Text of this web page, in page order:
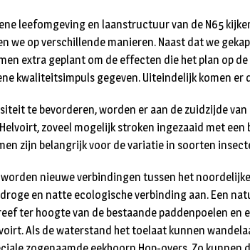
leefomgeving en laanstructuur van de N65
we op verschillende manieren. Naast dat we
extra geplant om de effecten die het plan op
kwaliteitsimpuls gegeven. Uiteindelijk komen er
te bevorderen, worden er aan de zuidzijde
zoveel mogelijk stroken ingezaaid met een
zijn belangrijk voor de variatie in soorten
nieuwe verbindingen tussen het
en natte ecologische verbinding aan. Een
ter hoogte van de bestaande paddenpoelen en
Als de waterstand het toelaat kunnen